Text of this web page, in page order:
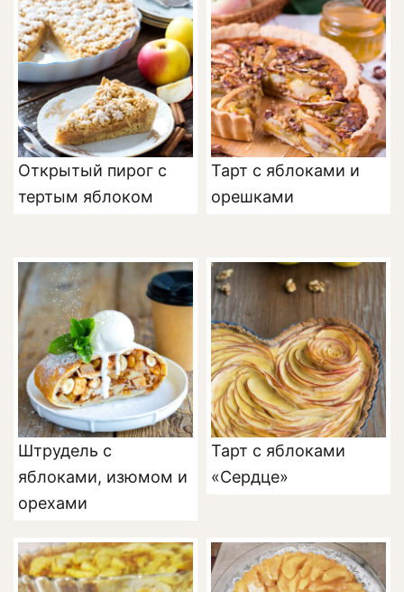
Открытый пирог с
тертым яблоком
Тарт с яблоками и
орешками
Штрудель с
яблоками, изюмом и
орехами
Тарт с яблоками
«Сердце»